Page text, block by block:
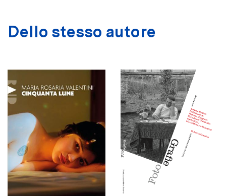
Dello stesso autore